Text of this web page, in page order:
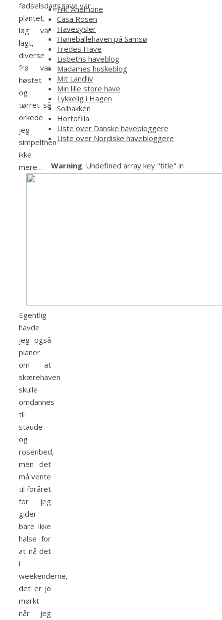
fødselsdagsgave var
plantet,
løg var
lagt,
diverse
frø var
høstet
og
tørret så
orkede
jeg
simpelthen
ikke
mere…
Egentlig
havde
jeg også
planer
om at
skærehaven
skulle
omdannes
til
staude-
og
rosenbed,
men det
må vente
til foråret
for jeg
gider
bare ikke
halse for
at nå det
i
weekenderne,
det er jo
mørkt
når jeg
Frk. Anemone
Casa Rosen
Havesysler
Høneballehaven på Samsø
Fredes Have
Lisbeths haveblog
Madames huskeblog
Mit Landliv
Min lille store have
Lykkelig i Hagen
Solbakken
Hortofilia
Liste over Danske havebloggere
Liste over Nordiske havebloggere
Warning: Undefined array key "title" in